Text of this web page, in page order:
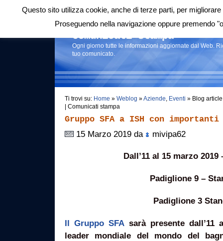
Login|RSS |
Comunicati stampa
Ogni giorno tutte le informazioni aggiornate dal Web.
tuo comunicato.
Ti trovi su: Home » Weblog »Aziende, Eventi » Blog
| Comunicati stampa
Gruppo SFA a ISH con
15 Marzo 2019 da
mivipa62
Dall’11 al 15 marzo
Padiglione 9 –
Padiglione 3
Il Gruppo SFAsarà presente dall’11
leader mondiale del mondo del
Questo sito utilizza cookie, anche di terze parti, per
Proseguendo nella navigazione oppure premendo